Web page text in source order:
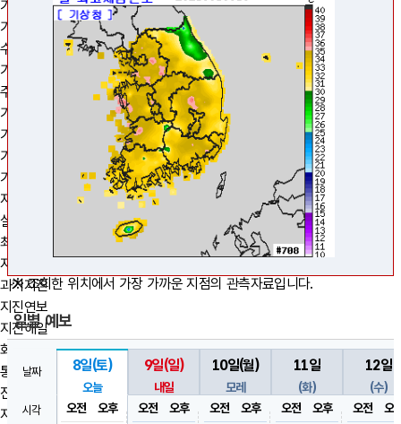
기후통계
기후감시·예측정보
수문기상 가뭄정보 시스템
기후변화
주간기후이슈
기후정보포털
기후변화감시정보
기후변화상황지도
기상자료개방포털
지진·화산
실시간 감시
최근 발표
지진조회
과거지진
지진연보
지진해일
화산
통보기준
진도등급 별 현상
지진·화산 대피요령
날씨기호 설명
08.08.(토) 11:00 갱신
군산
0.3m
32.3℃
32.5℃
31.8℃
32.3℃
32.7℃
32.9 ℃
33.1℃
32.9℃
32.4℃
34.8℃
31.6
31.1℃
33.2℃
35.2
위도동부
4.7
내파수도
NaNm/s
0.2m
2.1 m/s
부안
5.1m/s
0.2
갈매여
4.6
십이동파
3.6m/s
가대암
5.6m/s
▶가까운 관측지점
기상청 - 서울특별시 동작구 신대방동 08.08.(토) 11:18 현재
현재 위치에서 가까운 지점의 기온, 바람, 습도, 일강수를 제공
바람 습도
35.2℃(34.3℃) 동북동 3.3m/s 47%
※ 조회한 위치에서 가장 가까운 지점의 관측자료입니다.
극값1
일별 예보
날짜
시각
8일(토)
오늘
오전
오후
9일(일)
내일
오전
오후
10일(월)
모레
오전
오후
11일
(화)
오전
오후
12일
(수)
오전
오